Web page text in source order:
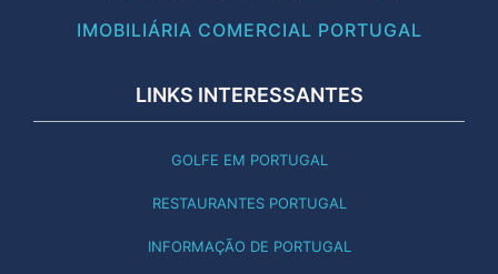
IMOBILIÁRIA COMERCIAL PORTUGAL
LINKS INTERESSANTES
GOLFE EM PORTUGAL
RESTAURANTES PORTUGAL
INFORMAÇÃO DE PORTUGAL